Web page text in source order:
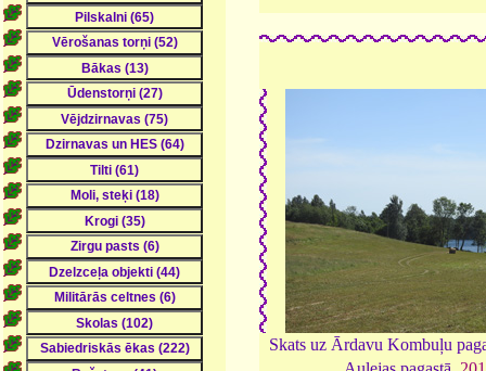
Skats uz Ārdavu Kombuļu